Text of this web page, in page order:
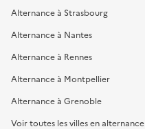
Alternance à Strasbourg
Alternance à Nantes
Alternance à Rennes
Alternance à Montpellier
Alternance à Grenoble
Voir toutes les villes en alternance